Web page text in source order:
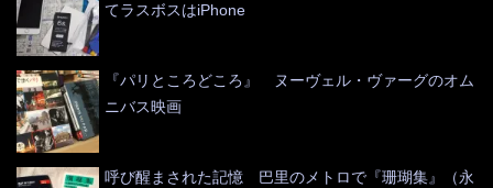
てラスボスはiPhone
『パリところどころ』 ヌーヴェル・ヴァーグのオム
ニバス映画
呼び醒まされた記憶 巴里のメトロで『珊瑚集』（永